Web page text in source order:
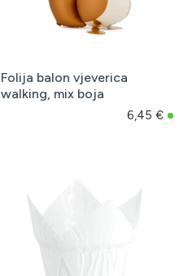
Folija balon vjeverica
walking, mix boja
6,45 €